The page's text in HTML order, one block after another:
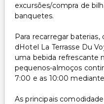
excursões/compra de
banquetes.
Para recarregar baterias,
dHotel La Terrasse Du
uma bebida refrescante
pequenos-almoços
7:00 e as 10:00
As principais